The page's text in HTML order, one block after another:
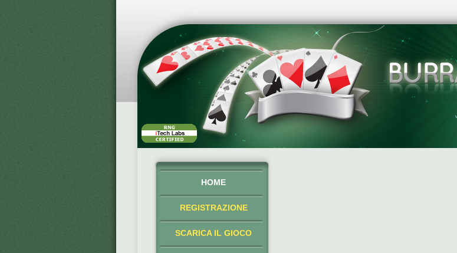
HOME
REGISTRAZIONE
SCARICA IL GIOCO